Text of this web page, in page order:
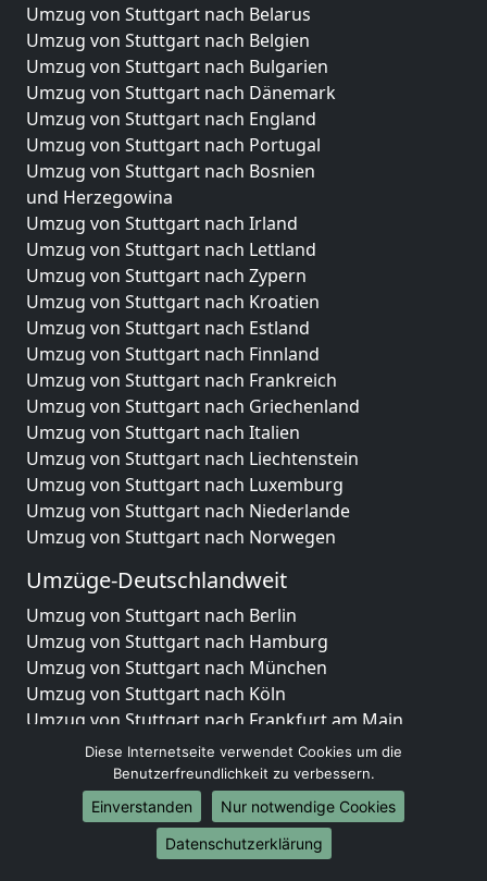
Umzug von Stuttgart nach Belarus
Umzug von Stuttgart nach Belgien
Umzug von Stuttgart nach Bulgarien
Umzug von Stuttgart nach Dänemark
Umzug von Stuttgart nach England
Umzug von Stuttgart nach Portugal
Umzug von Stuttgart nach Bosnien
und Herzegowina
Umzug von Stuttgart nach Irland
Umzug von Stuttgart nach Lettland
Umzug von Stuttgart nach Zypern
Umzug von Stuttgart nach Kroatien
Umzug von Stuttgart nach Estland
Umzug von Stuttgart nach Finnland
Umzug von Stuttgart nach Frankreich
Umzug von Stuttgart nach Griechenland
Umzug von Stuttgart nach Italien
Umzug von Stuttgart nach Liechtenstein
Umzug von Stuttgart nach Luxemburg
Umzug von Stuttgart nach Niederlande
Umzug von Stuttgart nach Norwegen
Umzüge-Deutschlandweit
Umzug von Stuttgart nach Berlin
Umzug von Stuttgart nach Hamburg
Umzug von Stuttgart nach München
Umzug von Stuttgart nach Köln
Umzug von Stuttgart nach Frankfurt am Main
Umzug von Stuttgart nach Stuttgart
Umzug von Stuttgart nach Düsseldorf
Umzug von Stuttgart nach Leipzig
Umzug von Stuttgart nach Dortmund
Umzug von Stuttgart nach Essen
Diese Internetseite verwendet Cookies um die
Benutzerfreundlichkeit zu verbessern.
Einverstanden
Nur notwendige Cookies
Datenschutzerklärung